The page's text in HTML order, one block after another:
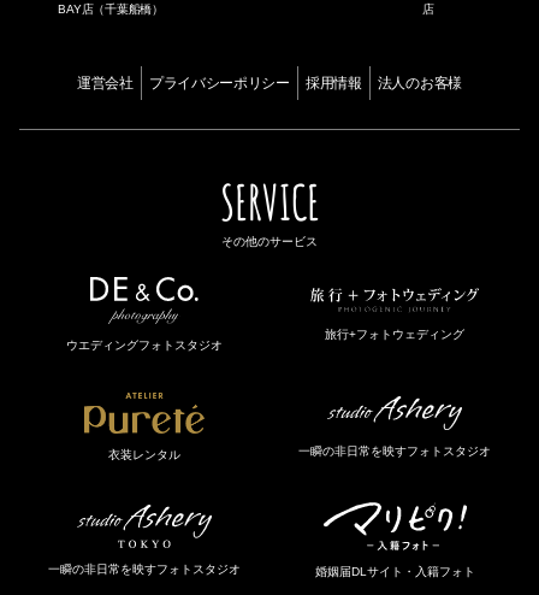
BAY店（千葉船橋）
店
運営会社 プライバシーポリシー 採用情報 法人のお客様
SERVICE
その他のサービス
ウエディングフォトスタジオ
旅行+フォトウェディング
衣装レンタル 一瞬の非日常を映すフォトスタジオ
一瞬の非日常を映すフォトスタジオ 婚姻届DLサイト・入籍フォト